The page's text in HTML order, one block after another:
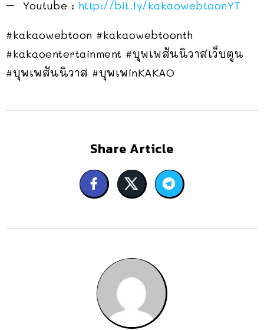
– Youtube : http://bit.ly/kakaowebtoonYT
#kakaowebtoon #kakaowebtoonth
#kakaoentertainment #บุพเพสันนิวาสเว็บตูน
#บุพเพสันนิวาส #บุพเพinKAKAO
Share Article